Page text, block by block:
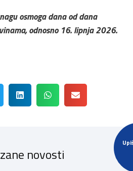
osmoga dana od dana
odnosno 16. lipnja 2026.
novosti